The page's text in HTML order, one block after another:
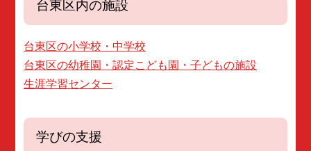
台東区内の施設
台東区の小学校・中学校
台東区の幼稚園・認定こども園・子どもの施設
生涯学習センター
学びの支援